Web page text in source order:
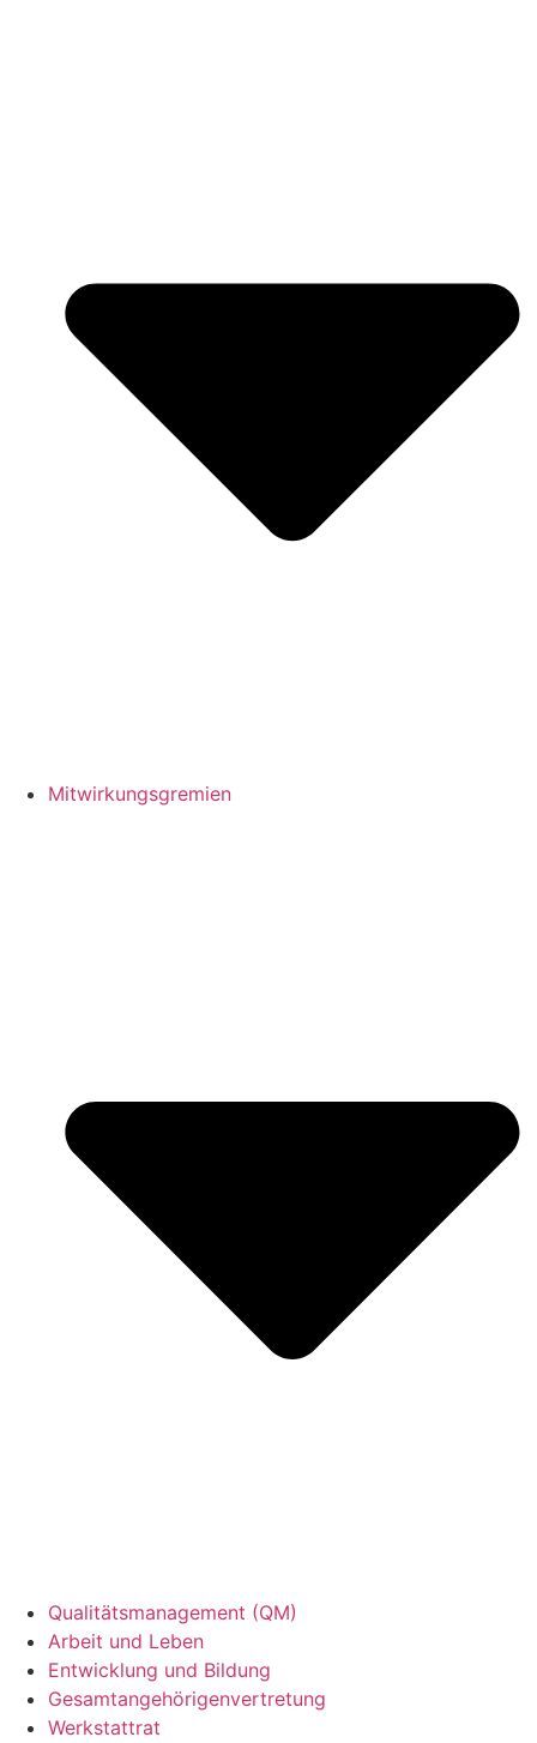
Mitwirkungsgremien
Qualitätsmanagement (QM)
Arbeit und Leben
Entwicklung und Bildung
Gesamtangehörigenvertretung
Werkstattrat